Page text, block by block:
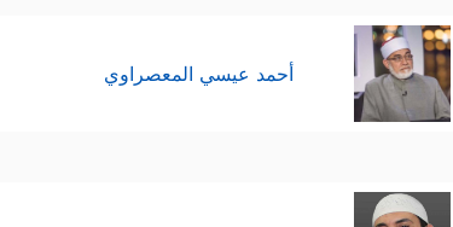
أحمد عيسي المعصراوي